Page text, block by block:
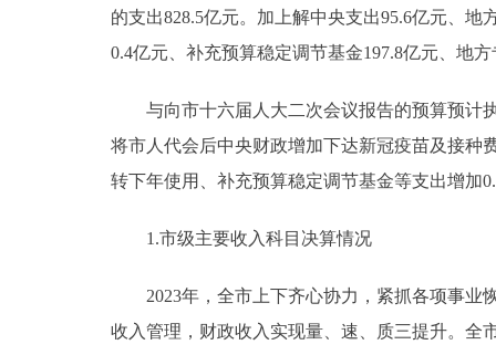
ITALIANO
的支出828.5亿元。加上解中央支出95.6亿元、
0.4亿元、补充预算稳定调节基金197.8亿元、地
与向市十六届人大二次会议报告的预算预计执
将市人代会后中央财政增加下达新冠疫苗及接种
转下年使用、补充预算稳定调节基金等支出增加
1.市级主要收入科目决算情况
2023年，全市上下齐心协力，紧抓各项事业
收入管理，财政收入实现量、速、质三提升。全